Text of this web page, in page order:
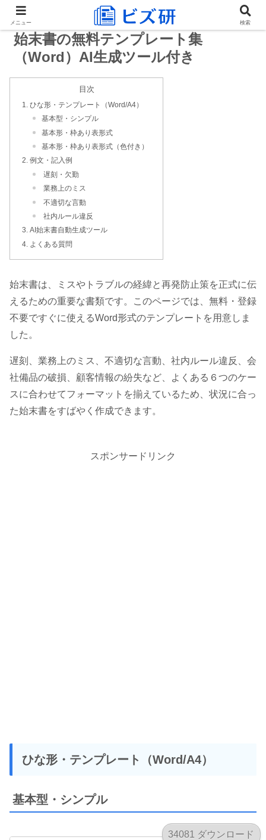
始末書の無料テンプレート集
（Word）AI生成ツール付き
目次
ひな形・テンプレート（Word/A4）
基本型・シンプル
基本形・枠あり表形式
基本形・枠あり表形式（色付き）
例文・記入例
遅刻・欠勤
業務上のミス
不適切な言動
社内ルール違反
AI始末書自動生成ツール
よくある質問
始末書は、ミスやトラブルの経緯と再発防止策を正式に伝
えるための重要な書類です。このページでは、無料・登録
不要ですぐに使えるWord形式のテンプレートを用意しま
した。
遅刻、業務上のミス、不適切な言動、社内ルール違反、会
社備品の破損、顧客情報の紛失など、よくある６つのケー
スに合わせてフォーマットを揃えているため、状況に合っ
た始末書をすばやく作成できます。
スポンサードリンク
ひな形・テンプレート（Word/A4）
基本型・シンプル
34081 ダウンロード
メニュー 検索